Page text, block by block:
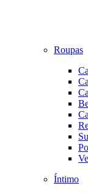
Roupas
Íntimo